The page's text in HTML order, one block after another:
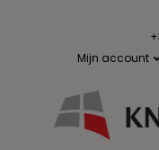
Mijn account